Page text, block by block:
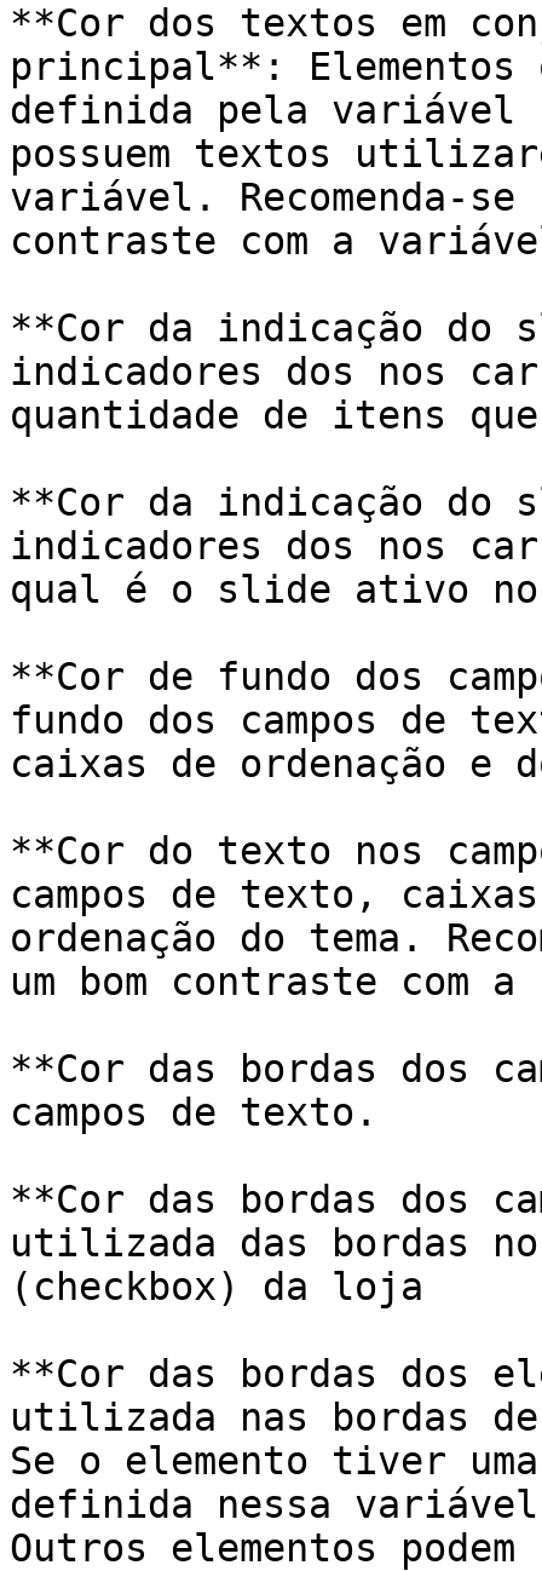
**Cor dos textos em
principal**: Elementos
definida pela variável
possuem textos
variável. Recomenda-se
contraste com a
**Cor da indicação
indicadores dos nos
quantidade de itens
**Cor da indicação
indicadores dos nos
qual é o slide ativo no
**Cor de fundo dos
fundo dos campos de
caixas de ordenação e
**Cor do texto nos
campos de texto,
ordenação do tema.
um bom contraste com
**Cor das bordas dos
campos de texto.
**Cor das bordas dos
utilizada das bordas
(checkbox) da loja
**Cor das bordas dos
utilizada nas bordas
Se o elemento tiver
definida nessa
Outros elementos